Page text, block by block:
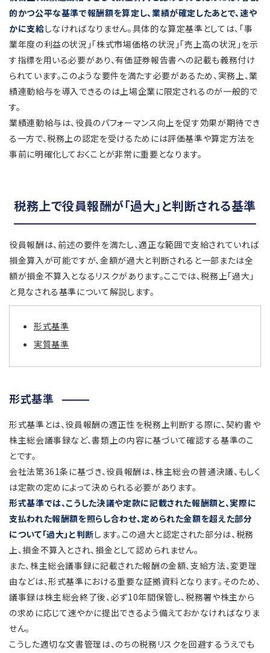
的かつ公平な基準で報酬額を算定し、業績が確定したあとで、速や
かに支給しなければなりません。具体的な算定基準としては、「事
業年度の利益の状況」「株式市場価格の状況」「売上高の状況」を示
す指標を用いる必要があり、有価証券報告書への記載も義務付け
られています。このような要件を満たす必要があるため、実務上、業
績連動給与を導入できるのは上場企業に限定されるのが一般的で
す。
業績連動給与は、役員のパフォーマンス向上を促す効果が期待でき
る一方で、税務上の認定を受けるためには評価基準や算定方法を
事前に明確化しておくことが非常に重要となります。
税務上で役員報酬が「過大」と判断される基準
役員報酬は、前述の要件を満たし、適正な範囲で支給されていれば
損金算入が可能ですが、金額が過大と判断されると一部または全
額が損金不算入となるリスクがあります。ここでは、税務上「過大」
と見なされる基準について解説します。
形式基準
実質基準
形式基準
形式基準とは、役員報酬の適正性を税務上判断する際に、契約書や
株主総会議事録など、書類上の内容に基づいて確認する基準のこ
とです。
会社法第361条に基づき、役員報酬は、株主総会の普通決議、もしく
は定款の定めによって決められる必要があります。
形式基準では、こうした決議や定款に記載された報酬額と、実際に
支払われた報酬額を照らし合わせ、定められた金額を超えた部分
について「過大」と判断します。この過大と認定された部分は、税務
上、損金不算入とされ、損金として認められません。
また、株主総会議事録に記載された報酬の金額、支給方法、変更理
由などは、形式基準における重要な証拠資料となります。そのため、
議事録は株主総会終了後、必ず10年間保管し、税務署や株主から
の求めに応じて速やかに提出できるよう備えておかなければなりま
せん。
こうした適切な文書管理は、のちの税務リスクを回避するうえでも